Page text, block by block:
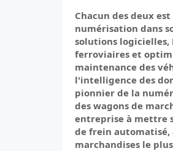
Chacun des deux
numérisation dans
solutions logicielles,
ferroviaires et
maintenance des
l'intelligence des
pionnier de la
des wagons de
entreprise à mettre
de frein
marchandises le